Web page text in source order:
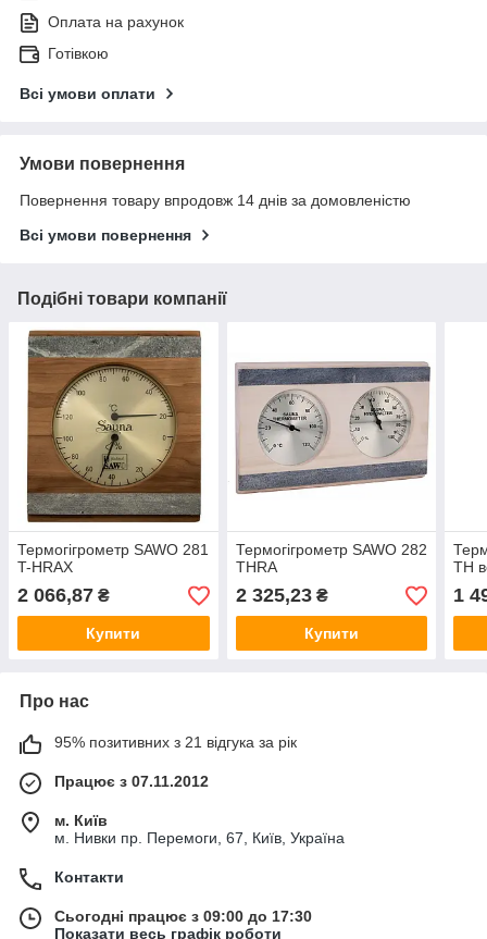
Оплата на рахунок
Готівкою
Всі умови оплати
Умови повернення
Повернення товару впродовж 14 днів за домовленістю
Всі умови повернення
Подібні товари компанії
Термогігрометр SAWO 281
T-HRAX
2 066,87 ₴
Купити
Термогігрометр SAWO 282
THRA
2 325,23₴
Купити
TH
1
Про нас
95% позитивних з 21 відгука за рік
Працює з 07.11.2012
м. Київ
м. Нивки пр. Перемоги, 67, Київ, Україна
Контакти
Сьогодні працює з 09:00 до 17:30
Показати весь графік роботи